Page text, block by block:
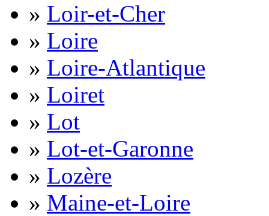
» Loir-et-Cher
» Loire
» Loire-Atlantique
» Loiret
» Lot
» Lot-et-Garonne
» Lozère
» Maine-et-Loire